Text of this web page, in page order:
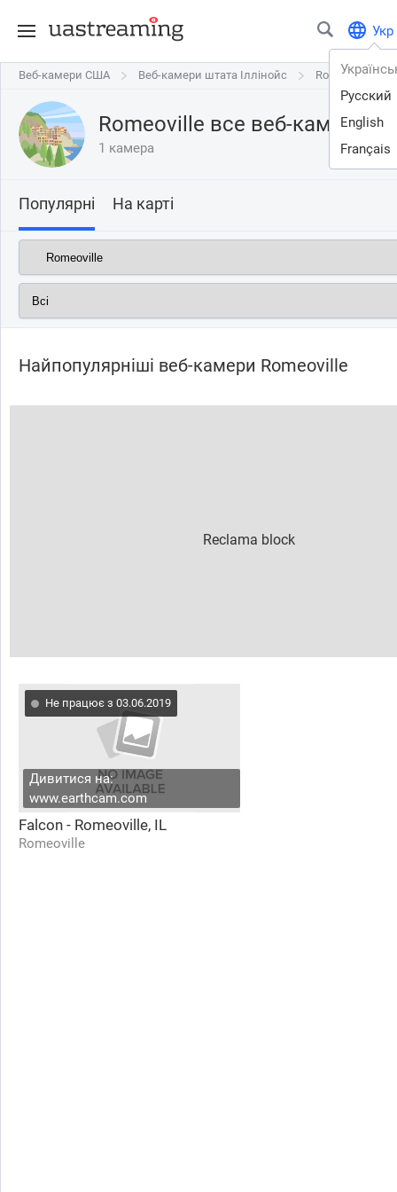
Укр
Русский
English
Français
Веб-камери США Веб-камери штата Іллінойс Romeoville
Веб-камери США Веб-камери штата Іллінойс Romeoville
Romeoville все веб-камери
1 камера
Популярні На карті
Найпопулярніші веб-камери Romeoville
Не працює з 03.06.2019
Дивитися на:
www.earthcam.com
Falcon - Romeoville, IL
Romeoville